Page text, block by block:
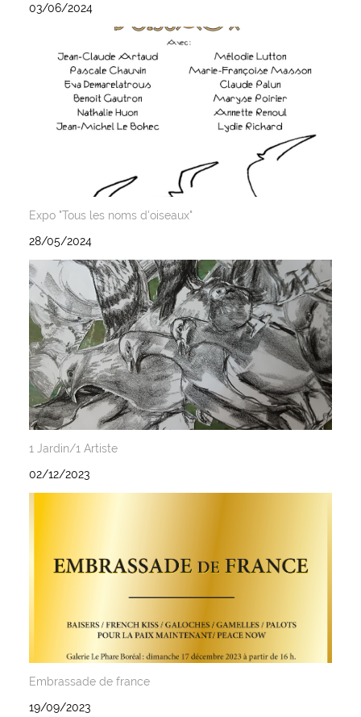
03/06/2024
Expo "Tous les noms d'oiseaux"
28/05/2024
1 Jardin/1 Artiste
02/12/2023
Embrassade de france
19/09/2023